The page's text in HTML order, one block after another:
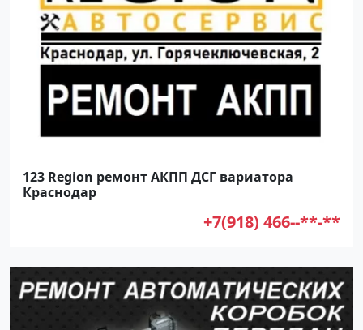
123 Region ремонт АКПП ДСГ вариатора
Краснодар
+7(918) 466--**-**